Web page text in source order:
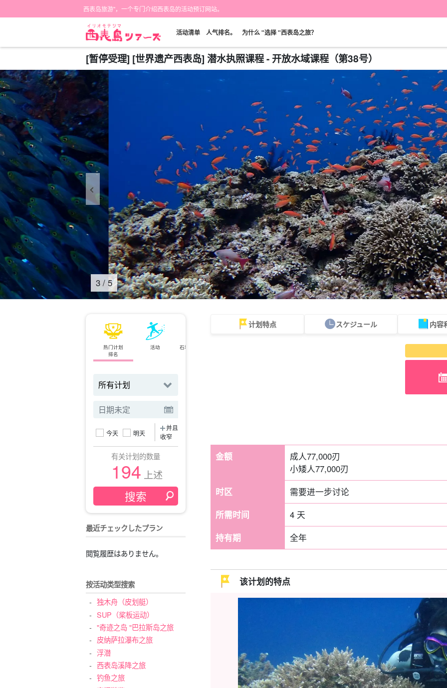
西表岛旅游"，一个专门介绍西表岛的活动预订网站。
活动清单 人气排名。 为什么 "选择 "西表岛之旅？
[暂停受理] [世界遗产西表岛] 潜水执照课程 - 开放水域课程（第38号）
4 / 5
热门计划
排名
活动
石垣岛⇄西表岛
巴拉斯岛之旅
今天 明天
并且
收窄
有关计划的数量
194 上述
最近チェックしたプラン
閲覧履歴はありません。
按活动类型搜索
独木舟（皮划艇）
SUP（桨板运动）
"奇迹之岛 "巴拉斯岛之旅
皮纳萨拉瀑布之旅
浮潜
西表岛溪降之旅
钓鱼之旅
计划特点 スケジュール 内容
金额 成人77,000刃
小矮人77,000刃
时区
需要进一步讨论
所需时间
4 天
持有期
全年
该计划的特点